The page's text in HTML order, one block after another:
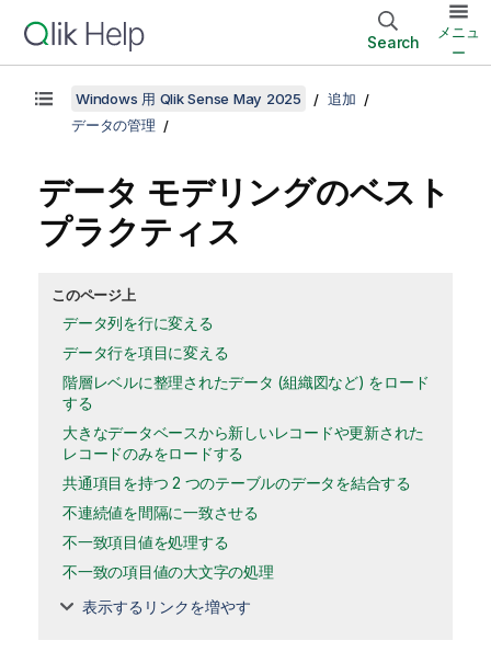
Search
メニュ
ー
Windows 用 Qlik Sense May 2025
追加
データの管理
データ モデリングのベスト
プラクティス
このページ上
データ列を行に変える
データ行を項目に変える
階層レベルに整理されたデータ (組織図など) をロード
する
大きなデータベースから新しいレコードや更新された
レコードのみをロードする
共通項目を持つ 2 つのテーブルのデータを結合する
不連続値を間隔に一致させる
不一致項目値を処理する
不一致の項目値の大文字の処理
表示するリンクを増やす